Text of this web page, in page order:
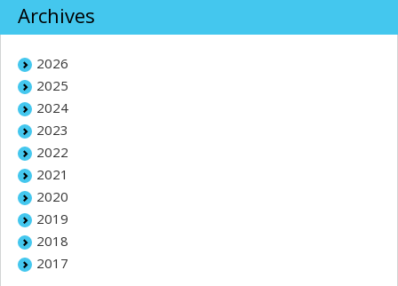
Archives
2026
2025
2024
2023
2022
2021
2020
2019
2018
2017